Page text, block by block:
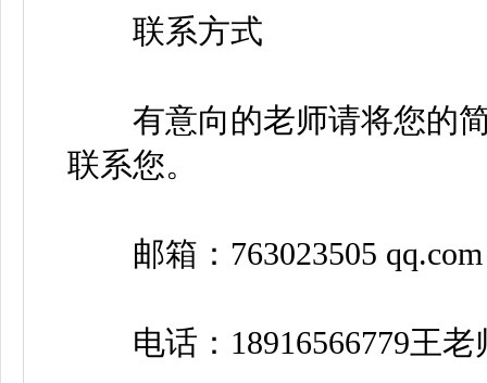
联系方式
有意向的老师请将您的简
联系您。
邮箱：763023505 qq.com
电话：18916566779王老